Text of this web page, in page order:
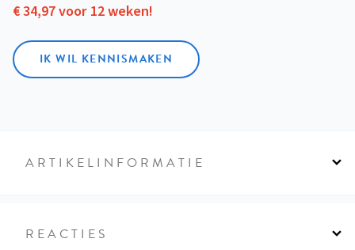
€ 34,97 voor 12 weken!
IK WIL KENNISMAKEN
ARTIKELINFORMATIE
REACTIES